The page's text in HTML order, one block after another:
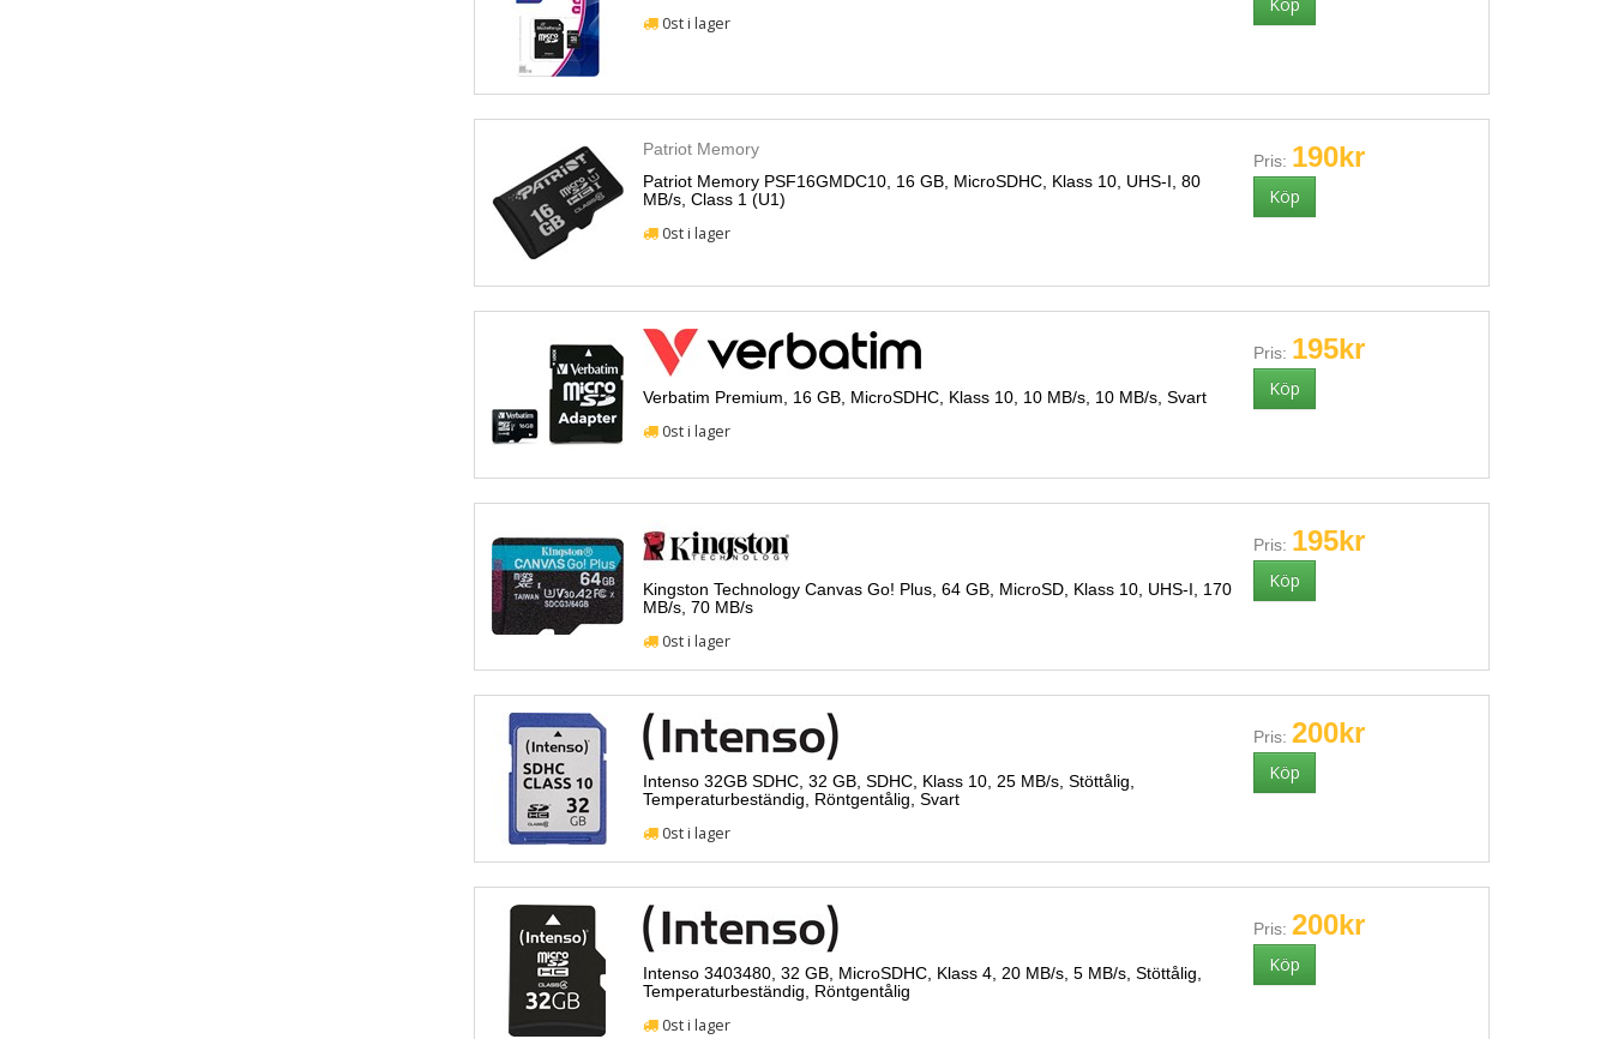
0st i lager
Patriot Memory
Patriot Memory PSF16GMDC10, 16 GB, MicroSDHC, Klass 10, UHS-I, 80
MB/s, Class 1 (U1)
0st i lager
Pris: 190kr
Verbatim Premium, 16 GB, MicroSDHC, Klass 10, 10 MB/s, 10 MB/s, Svart
0st i lager
Pris: 195kr
Kingston Technology Canvas Go! Plus, 64 GB, MicroSD, Klass 10, UHS-I, 170
MB/s, 70 MB/s
0st i lager
Pris: 195kr
Intenso 32GB SDHC, 32 GB, SDHC, Klass 10, 25 MB/s, Stöttålig,
Temperaturbeständig, Röntgentålig, Svart
0st i lager
Pris: 200kr
Intenso 3403480, 32 GB, MicroSDHC, Klass 4, 20 MB/s, 5 MB/s, Stöttålig,
Temperaturbeständig, Röntgentålig
0st i lager
Pris: 200kr